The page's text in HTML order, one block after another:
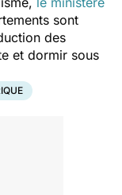
sont
des
et dormir sous